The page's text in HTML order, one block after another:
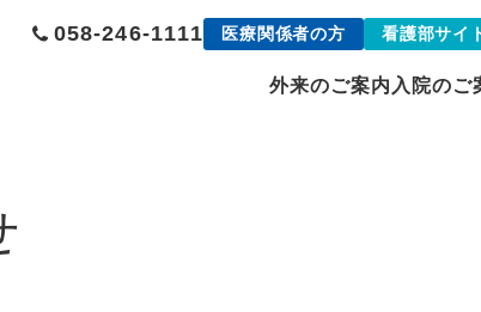
058-246-1111 医療関係者の方 看護部サイ
外来のご案内 入院のご